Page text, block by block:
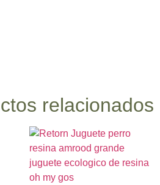
relacionados